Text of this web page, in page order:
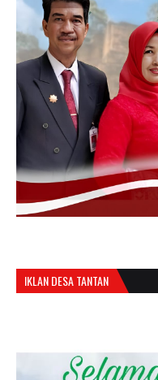
IKLAN DESA TANTAN